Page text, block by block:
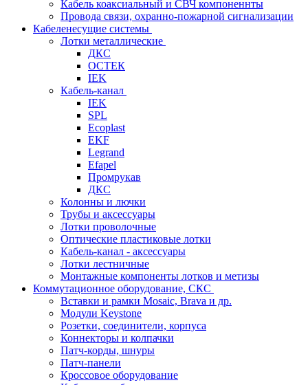
Кабель коаксиальный и СВЧ компоненнты
Провода связи, охранно-пожарной сигнализации
Кабеленесущие системы
Лотки металлические
ДКС
ОСТЕК
IEK
Кабель-канал
IEK
SPL
Ecoplast
EKF
Legrand
Efapel
Промрукав
ДКС
Колонны и лючки
Трубы и аксессуары
Лотки проволочные
Оптические пластиковые лотки
Кабель-канал - аксессуары
Лотки лестничные
Монтажные компоненты лотков и метизы
Коммутационное оборудование, СКС
Вставки и рамки Mosaic, Brava и др.
Модули Keystone
Розетки, соединители, корпуса
Коннекторы и колпачки
Патч-корды, шнуры
Патч-панели
Кроссовое оборудование